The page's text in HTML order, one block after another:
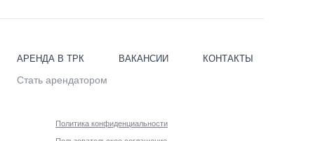
АРЕНДА В ТРК
Стать арендатором
ВАКАНСИИ КОНТАКТЫ
Политика конфиденциальности